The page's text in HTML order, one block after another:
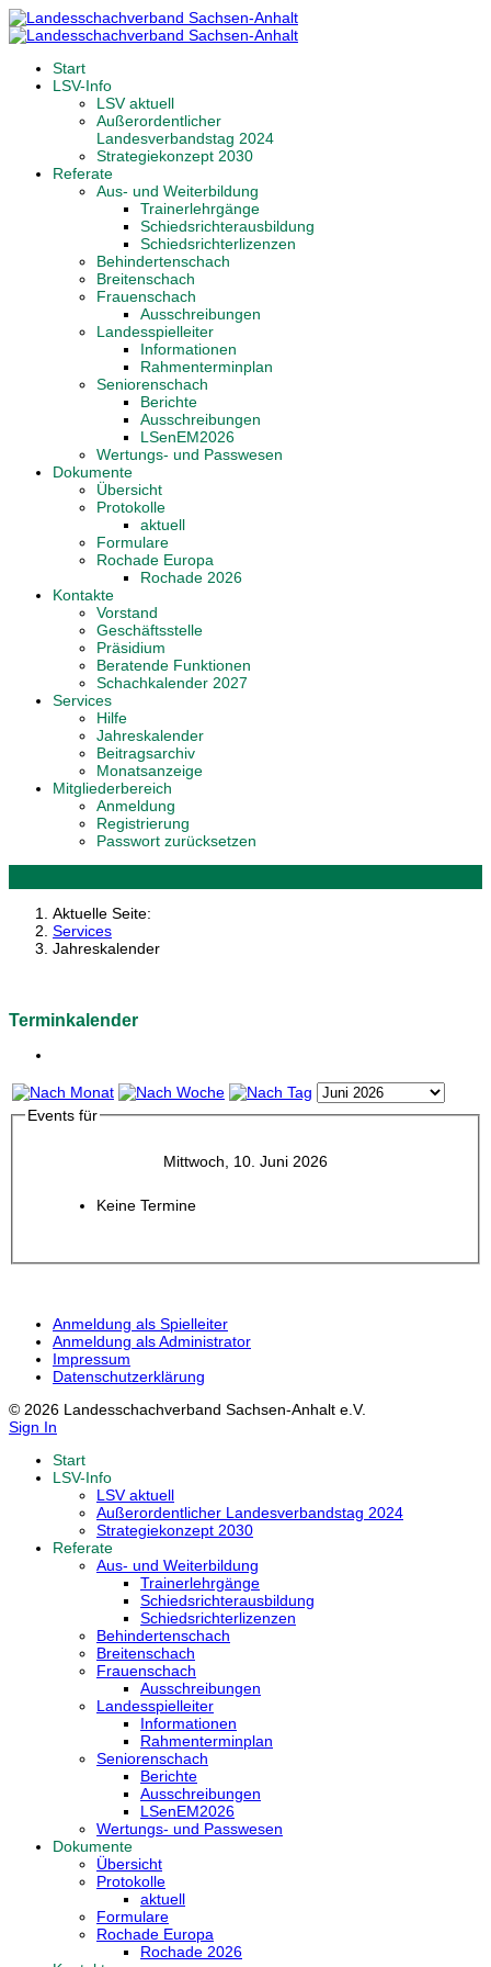
Start
LSV-Info
LSV aktuell
Außerordentlicher
Landesverbandstag 2024
Strategiekonzept 2030
Referate
Aus- und Weiterbildung
Trainerlehrgänge
Schiedsrichterausbildung
Schiedsrichterlizenzen
Behindertenschach
Breitenschach
Frauenschach
Ausschreibungen
Landesspielleiter
Informationen
Rahmenterminplan
Seniorenschach
Berichte
Ausschreibungen
LSenEM2026
Wertungs- und Passwesen
Dokumente
Übersicht
Protokolle
aktuell
Formulare
Rochade Europa
Rochade 2026
Kontakte
Vorstand
Geschäftsstelle
Präsidium
Beratende Funktionen
Schachkalender 2027
Services
Hilfe
Jahreskalender
Beitragsarchiv
Monatsanzeige
Mitgliederbereich
Anmeldung
Registrierung
Passwort zurücksetzen
Aktuelle Seite:
Services
Jahreskalender
Terminkalender
Events für
Mittwoch, 10. Juni 2026
Keine Termine
Anmeldung als Spielleiter
Anmeldung als Administrator
Impressum
Datenschutzerklärung
© 2026 Landesschachverband Sachsen-Anhalt e.V.
Sign In
Start
LSV-Info
LSV aktuell
Außerordentlicher Landesverbandstag 2024
Strategiekonzept 2030
Referate
Aus- und Weiterbildung
Trainerlehrgänge
Schiedsrichterausbildung
Schiedsrichterlizenzen
Behindertenschach
Breitenschach
Frauenschach
Ausschreibungen
Landesspielleiter
Informationen
Rahmenterminplan
Seniorenschach
Berichte
Ausschreibungen
LSenEM2026
Wertungs- und Passwesen
Dokumente
Übersicht
Protokolle
aktuell
Formulare
Rochade Europa
Rochade 2026